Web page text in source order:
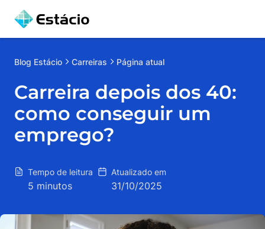
Blog Estácio Carreiras Página atual
Carreira depois dos 40:
como conseguir um
emprego?
Tempo de leitura
5 minutos
Atualizado em
31/10/2025